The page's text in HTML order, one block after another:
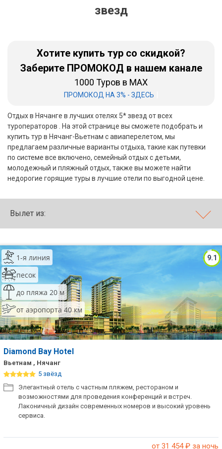
звезд
Хотите купить тур со скидкой?
Заберите ПРОМОКОД в нашем канале
1000 Туров в MAX
ПРОМОКОД НА 3% - ЗДЕСЬ
Отдых в Нячанге в лучших отелях 5* звезд от всех
туроператоров . На этой странице вы сможете подобрать и
купить тур в Нячанг-Вьетнам с авиаперелетом, мы
предлагаем различные варианты отдыха, такие как путевки
по системе все включено, семейный отдых с детьми,
молодежный и пляжный отдых, также вы можете найти
недорогие горящие туры в лучшие отели по выгодной цене.
Вылет из:
9.1
1-я линия
песок
до пляжа 20 м
от аэропорта 40 км
Diamond Bay Hotel
Вьетнам , Нячанг
5 звёзд
Элегантный отель с частным пляжем, рестораном и
возможностями для проведения конференций и встреч.
Лаконичный дизайн современных номеров и высокий уровень
сервиса.
от 31 454₽ за ночь
Хайнань
Занзибар
Абхазия
Большой Сочи
Кав Мин Воды
Экскурсионные туры
ТОП 10 недорогих отелей
5*
Лучшие отели 4* звезды
Недорогие отели 4*
звезды
Лучшие отели 3* звезды
Недорогие отели 3*
Сетевые отели Турции
Сетевые отели Египта
Сетевые отели ОАЭ